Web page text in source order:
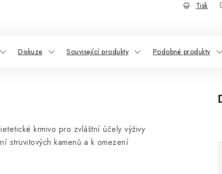
Tisk
Diskuze Související produkty Podobné produkty
krmivo pro zvláštní účely výživy
struvitových kamenů a k omezení